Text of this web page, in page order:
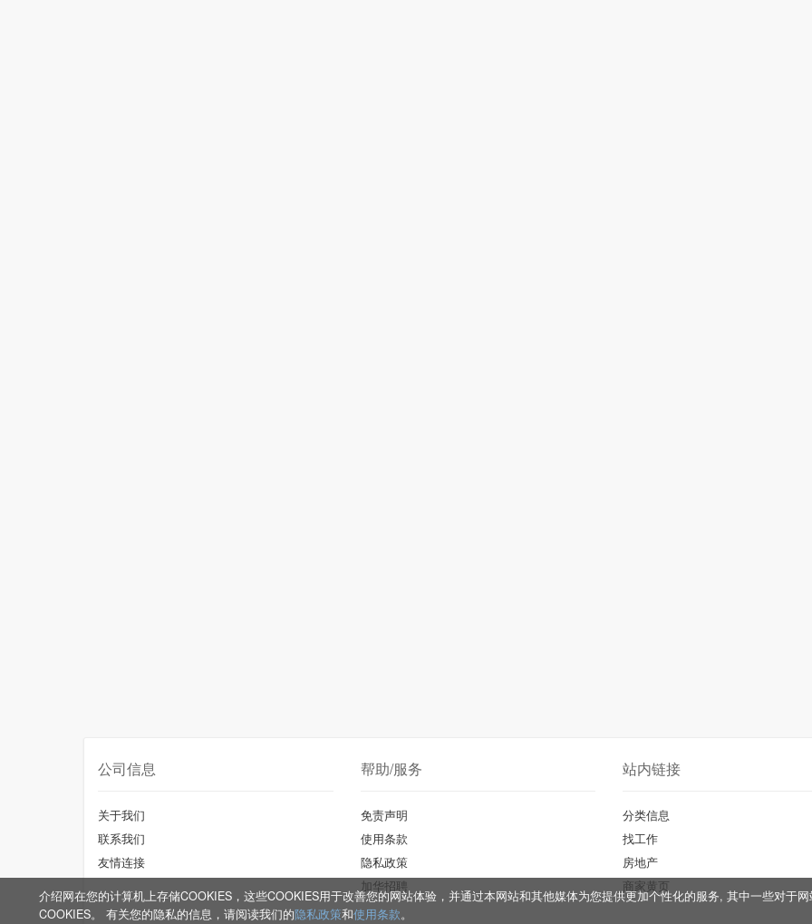
介绍网在您的计算机上存储COOKIES，这些COOKIES用于改善您的网站体验，并通过本网站和其他媒体为您提供更加个性化的服务, 其中一些对于
COOKIES。 有关您的隐私的信息，请阅读我们的隐私政策和使用条款。
公司信息
关于我们
联系我们
友情连接
帮助/服务
免责声明
使用条款
隐私政策
加华招聘
站内链接
分类信息
找工作
房地产
商家黄页